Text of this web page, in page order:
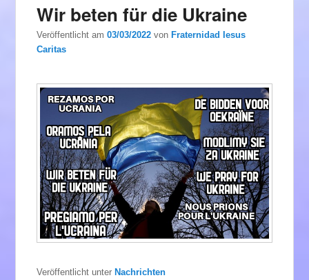
Wir beten für die Ukraine
Veröffentlicht am03/03/2022 von Fraternidad Iesus
Caritas
Veröffentlicht unter Nachrichten